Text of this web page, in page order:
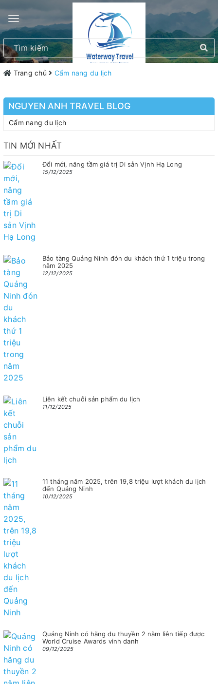
Trang chủ Cẩm nang du lịch
NGUYEN ANH TRAVEL BLOG
Cẩm nang du lịch
TIN MỚI NHẤT
Đổi mới, nâng tầm giá trị Di sản Vịnh Hạ Long
15/12/2025
Bảo tàng Quảng Ninh đón du khách thứ 1 triệu trong
năm 2025
12/12/2025
Liên kết chuỗi sản phẩm du lịch
11/12/2025
11 tháng năm 2025, trên 19,8 triệu lượt khách du lịch
đến Quảng Ninh
10/12/2025
Quảng Ninh có hãng du thuyền 2 năm liên tiếp được
World Cruise Awards vinh danh
09/12/2025